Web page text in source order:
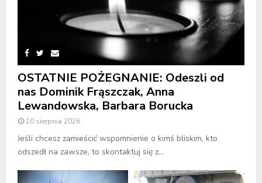
OSTATNIE POŻEGNANIE: Odeszli od
nas Dominik Frąszczak, Anna
Lewandowska, Barbara Borucka
10 sierpnia 2026
Jeśli chcesz zamieścić wspomnienie o kimś bliskim, kto
odszedł na zawsze, to skontaktuj się z...